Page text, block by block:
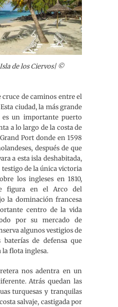
de los Ciervos| ©
cruce de caminos entre el
ciudad, la más grande
un importante puerto
a lo largo de la costa de
Port donde en 1598
después de que
a esta isla deshabitada,
testigo de la única victoria
los ingleses en 1810,
figura en el Arco del
la dominación francesa
centro de la vida
por su mercado de
algunos vestigios de
baterías de defensa que
flota inglesa.
nos adentra en un
Atrás quedan las
turquesas y tranquilas
salvaje, castigada por